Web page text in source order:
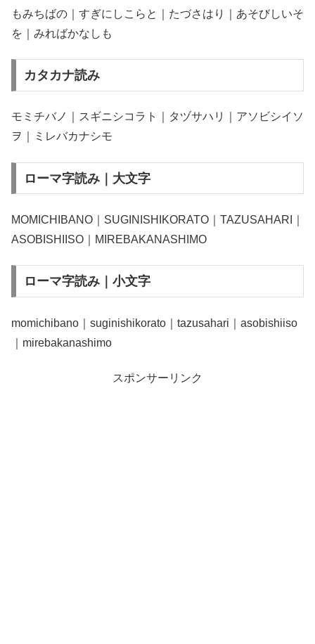
もみちばの｜すぎにしこらと｜たづさはり｜あそびしいそ
を｜みればかなしも
カタカナ読み
モミチバノ｜スギニシコラト｜タヅサハリ｜アソビシイソ
ヲ｜ミレバカナシモ
ローマ字読み｜大文字
MOMICHIBANO｜SUGINISHIKORATO｜TAZUSAHARI｜
ASOBISHIISO｜MIREBAKANASHIMO
ローマ字読み｜小文字
momichibano｜suginishikorato｜tazusahari｜asobishiiso
｜mirebakanashimo
スポンサーリンク